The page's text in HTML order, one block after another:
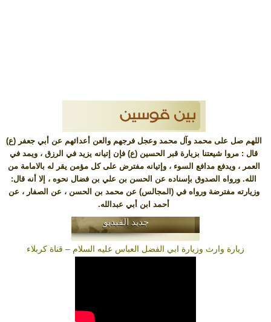
اللهم صل على محمد وآل محمد وعجل فرجهم والعن أعدائهم عن أبي جعفر (ع)
قال : مروا شيعتنا بزيارة قبر الحسين (ع) فإن إتيانه يزيد في الرزق ، ويمد في
العمر ، ويدفع مدافع السوء ، وإتيانه مفترض على كل مؤمن يقر له بالامامة من
الله. ورواه الصدوق بإسناده عن الحسن بن علي بن فضال نحوه ، إلا أنه قال:
وزيارته مفترضة ورواه في (المجالس) عن محمد بن الحسن ، عن الصفار ، عن
أحمد ابن أبي عبدالله.
جديد الفيديو
زيارة وارث وزيارة ابي الفضل العباس عليه السلام – قناة كربلاء